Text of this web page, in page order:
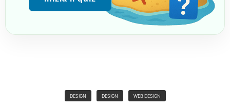
DESIGN DESIGN WEB DESIGN